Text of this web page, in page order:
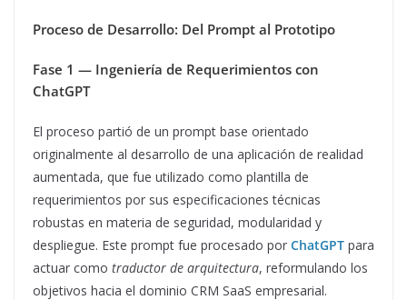
Proceso de Desarrollo: Del Prompt al Prototipo
Fase 1 — Ingeniería de Requerimientos con
ChatGPT
El proceso partió de un prompt base orientado
originalmente al desarrollo de una aplicación de realidad
aumentada, que fue utilizado como plantilla de
requerimientos por sus especificaciones técnicas
robustas en materia de seguridad, modularidad y
despliegue. Este prompt fue procesado por ChatGPT para
actuar como traductor de arquitectura, reformulando los
objetivos hacia el dominio CRM SaaS empresarial.